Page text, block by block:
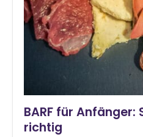
BARF für
richtig